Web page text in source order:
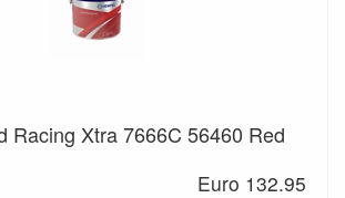
Racing Xtra 7666C 56460 Red
Euro 132.95